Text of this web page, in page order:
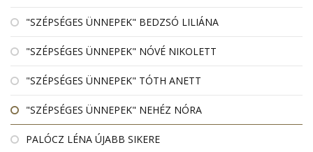
"SZÉPSÉGES ÜNNEPEK" BEDZSÓ LILIÁNA
"SZÉPSÉGES ÜNNEPEK" NÓVÉ NIKOLETT
"SZÉPSÉGES ÜNNEPEK" TÓTH ANETT
"SZÉPSÉGES ÜNNEPEK" NEHÉZ NÓRA
PALÓCZ LÉNA ÚJABB SIKERE